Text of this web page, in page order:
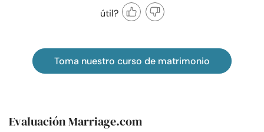
útil?
Toma nuestro curso de matrimonio
Evaluación Marriage.com